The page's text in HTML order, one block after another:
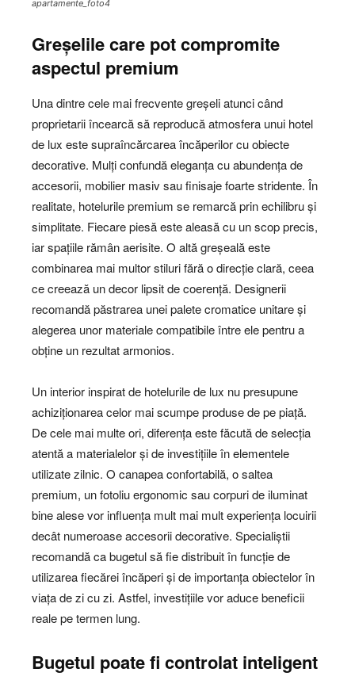
apartamente_foto4
Greșelile care pot compromite
aspectul premium
Una dintre cele mai frecvente greșeli atunci când
proprietarii încearcă să reproducă atmosfera unui hotel
de lux este supraîncărcarea încăperilor cu obiecte
decorative. Mulți confundă eleganța cu abundența de
accesorii, mobilier masiv sau finisaje foarte stridente. În
realitate, hotelurile premium se remarcă prin echilibru și
simplitate. Fiecare piesă este aleasă cu un scop precis,
iar spațiile rămân aerisite. O altă greșeală este
combinarea mai multor stiluri fără o direcție clară, ceea
ce creează un decor lipsit de coerență. Designerii
recomandă păstrarea unei palete cromatice unitare și
alegerea unor materiale compatibile între ele pentru a
obține un rezultat armonios.
Un interior inspirat de hotelurile de lux nu presupune
achiziționarea celor mai scumpe produse de pe piață.
De cele mai multe ori, diferența este făcută de selecția
atentă a materialelor și de investițiile în elementele
utilizate zilnic. O canapea confortabilă, o saltea
premium, un fotoliu ergonomic sau corpuri de iluminat
bine alese vor influența mult mai mult experiența locuirii
decât numeroase accesorii decorative. Specialiștii
recomandă ca bugetul să fie distribuit în funcție de
utilizarea fiecărei încăperi și de importanța obiectelor în
viața de zi cu zi. Astfel, investițiile vor aduce beneficii
reale pe termen lung.
Bugetul poate fi controlat inteligent